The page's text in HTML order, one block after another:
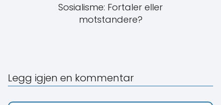
Sosialisme: Fortaler eller
motstandere?
Legg igjen en kommentar